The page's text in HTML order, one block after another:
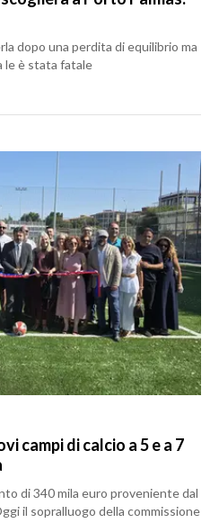
dopo una perdita di equilibrio ma
è stata fatale
campi di calcio a 5 e a 7
di 340 mila euro proveniente dal
il sopralluogo della commissione